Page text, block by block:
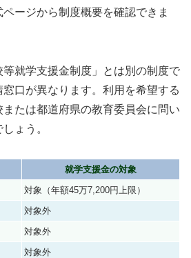
ージから制度概要を確認できま
就学支援金制度」とは別の制度で
口が異なります。利用を希望する
たは都道府県の教育委員会に問い
ょう。
就学支援金の対象
対象（年額45万7,200円上限）
対象外
対象外
対象外